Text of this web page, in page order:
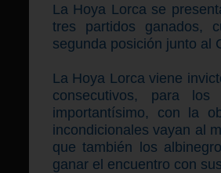
La Hoya Lorca se
tres partidos ganados,
segunda posición junto al
La Hoya Lorca viene
consecutivos, para
importantísimo, con la
incondicionales vayan al
que también los
ganar el encuentro con